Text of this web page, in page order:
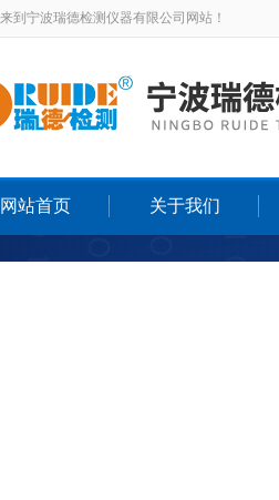
到宁波瑞德检测仪器有限公司网站！
网站首页 关于我们